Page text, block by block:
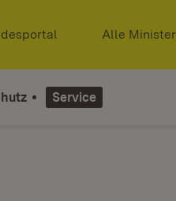
(Öffnet in neuem
Alle
Service